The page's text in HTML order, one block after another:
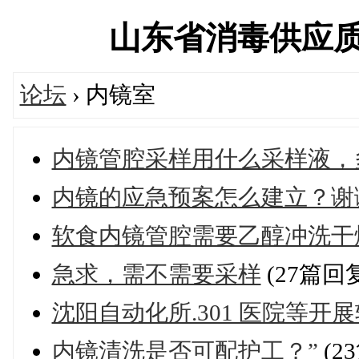
山东省消毒供应
论坛 › 内镜室
内镜管腔采样用什么采样液
内镜的应急预案怎么建立？谢
软食内镜管腔需要乙醇冲洗
急求，需不需要采样 (27篇回
沈阳自动化所.301 医院等开
内镜清洗是否可配护工？”